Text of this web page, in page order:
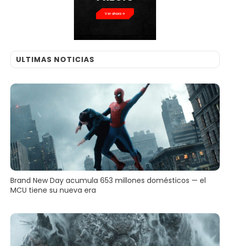
Ver ahora
ULTIMAS NOTICIAS
Brand New Day acumula 653 millones domésticos — el
MCU tiene su nueva era